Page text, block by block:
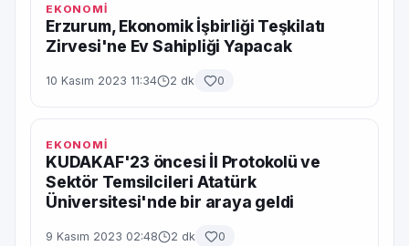
EKONOMİ
Erzurum, Ekonomik İşbirliği Teşkilatı
Zirvesi'ne Ev Sahipliği Yapacak
10 Kasım 2023 11:34 2 dk 0
EKONOMİ
KUDAKAF'23 öncesi İl Protokolü ve
Sektör Temsilcileri Atatürk
Üniversitesi'nde bir araya geldi
9 Kasım 2023 02:48 2 dk 0